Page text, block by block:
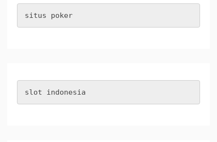
situs poker
slot indonesia